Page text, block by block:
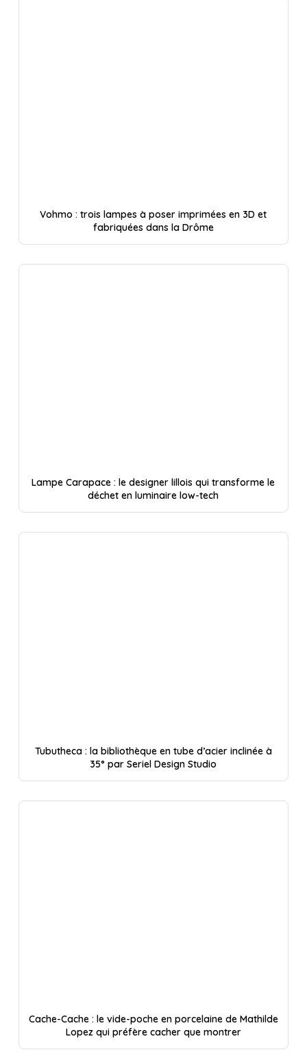
Vohmo : trois lampes à poser imprimées en 3D et
fabriquées dans la Drôme
Lampe Carapace : le designer lillois qui transforme le
déchet en luminaire low-tech
Tubutheca : la bibliothèque en tube d’acier inclinée à
35° par Seriel Design Studio
Cache-Cache : le vide-poche en porcelaine de Mathilde
Lopez qui préfère cacher que montrer